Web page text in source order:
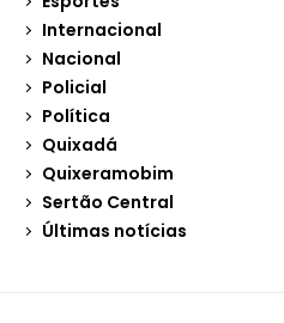
Internacional
Nacional
Policial
Política
Quixadá
Quixeramobim
Sertão Central
Últimas notícias